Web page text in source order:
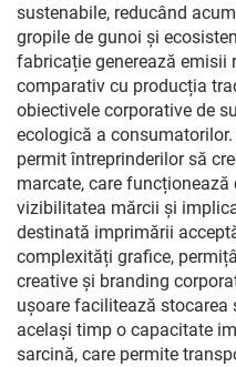
sustenabile, reducând
gropile de gunoi și
fabricație generează emisii
comparativ cu producția
obiectivele corporative de
ecologică a
permit întreprinderilor să
marcate, care
vizibilitatea mărcii și
destinată imprimării
complexități grafice,
creative și branding
ușoare facilitează stocarea
același timp o capacitate
sarcină, care permite